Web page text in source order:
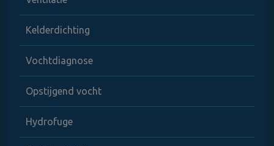
Kelderdichting
Vochtdiagnose
Opstijgend vocht
Hydrofuge